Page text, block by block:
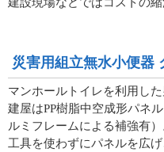
災害用組立無水小便器
マンホールトイレを利用した
建屋はPP樹脂中空成形パネ
ルミフレームによる補強有）
工具を使わずにパネルを広